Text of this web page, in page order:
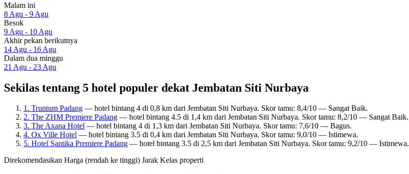
Malam ini
8 Agu - 9 Agu
Besok
9 Agu - 10 Agu
Akhir pekan berikutnya
14 Agu - 16 Agu
Dalam dua minggu
21 Agu - 23 Agu
Sekilas tentang 5 hotel populer dekat Jembatan Siti Nurbaya
1. Truntum Padang — hotel bintang 4 di 0,8 km dari Jembatan Siti Nurbaya. Skor tamu: 8,4/10 — Sangat Baik.
2. The ZHM Premiere Padang — hotel bintang 4.5 di 1,4 km dari Jembatan Siti Nurbaya. Skor tamu: 8,2/10 — Sangat Baik.
3. The Axana Hotel — hotel bintang 4 di 1,3 km dari Jembatan Siti Nurbaya. Skor tamu: 7,6/10 — Bagus.
4. Ox Ville Hotel — hotel bintang 3.5 di 0,4 km dari Jembatan Siti Nurbaya. Skor tamu: 9,0/10 — Istimewa.
5. Hotel Santika Premiere Padang — hotel bintang 3.5 di 2,5 km dari Jembatan Siti Nurbaya. Skor tamu: 9,2/10 — Istimewa.
Direkomendasikan Harga (rendah ke tinggi) Jarak Kelas properti